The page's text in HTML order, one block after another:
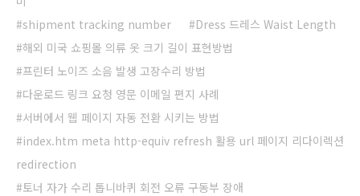
shipment tracking number
Dress 드레스 Waist Length
해외 미국 쇼핑몰 의류 옷 크기 길이 표현방법
프린터 노이즈 소음 발생 고장수리 방법
다운로드 링크 요청 영문 이메일 편지 사례
서버에서 웹 페이지 자동 전환 시키는 방법
index.htm meta http-equiv refresh 활용 url 페이지 리다이렉션
redirection
토너 자가 수리 톱니바퀴 회전 오류 구동부 장애